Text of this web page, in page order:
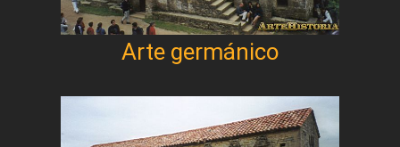
Arte germánico